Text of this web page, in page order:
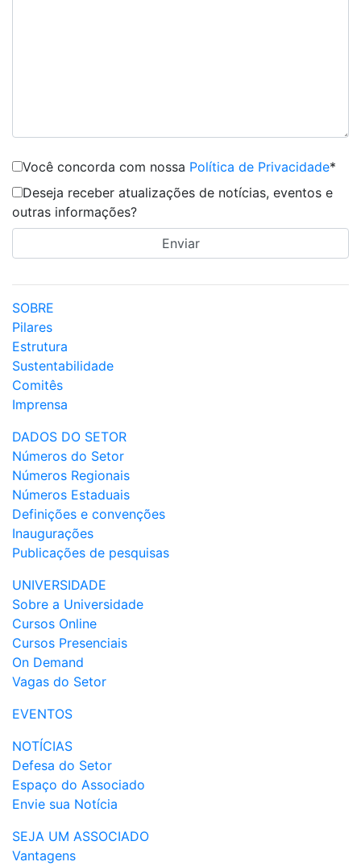
Você concorda com nossa Política de Privacidade*
Deseja receber atualizações de notícias, eventos e
outras informações?
SOBRE
Pilares
Estrutura
Sustentabilidade
Comitês
Imprensa
DADOS DO SETOR
Números do Setor
Números Regionais
Números Estaduais
Definições e convenções
Inaugurações
Publicações de pesquisas
UNIVERSIDADE
Sobre a Universidade
Cursos Online
Cursos Presenciais
On Demand
Vagas do Setor
EVENTOS
NOTÍCIAS
Defesa do Setor
Espaço do Associado
Envie sua Notícia
SEJA UM ASSOCIADO
Vantagens